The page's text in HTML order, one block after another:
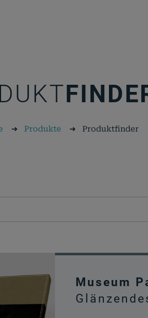
➜ Produkte ➜ Produktfinder
Museum